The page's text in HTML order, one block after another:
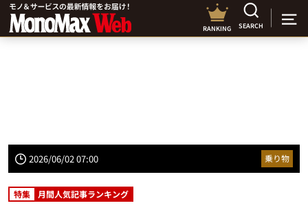
RANKING SEARCH
2026/06/02 07:00 乗り物
特集 月間人気記事ランキング